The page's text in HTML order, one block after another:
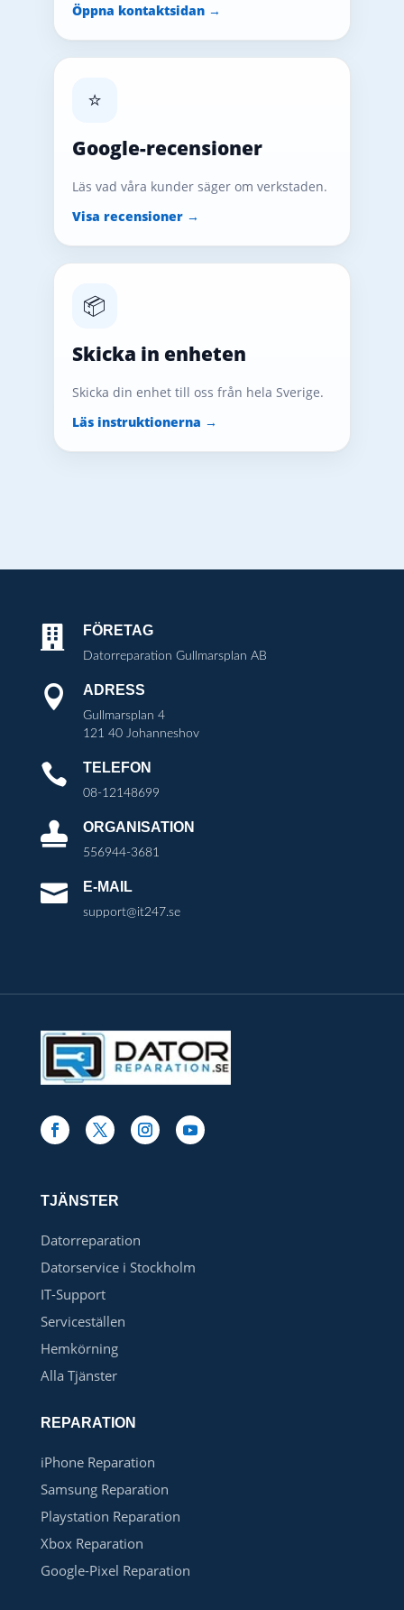
Öppna kontaktsidan →
⭐
Google-recensioner
Läs vad våra kunder säger om verkstaden.
Visa recensioner →
📦
Skicka in enheten
Skicka din enhet till oss från hela Sverige.
Läs instruktionerna →
 FÖRETAG
Datorreparation Gullmarsplan AB
 ADRESS
Gullmarsplan 4
121 40 Johanneshov
 TELEFON
08-12148699
 ORGANISATION
556944-3681
 E-MAIL
support@it247.se
TJÄNSTER
Datorreparation
Datorservice i Stockholm
IT-Support
Serviceställen
Hemkörning
Alla Tjänster
REPARATION
iPhone Reparation
Samsung Reparation
Playstation Reparation
Xbox Reparation
Google-Pixel Reparation